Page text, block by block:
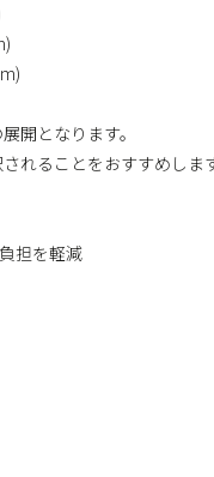
開となります。
れることをおすすめします
担を軽減